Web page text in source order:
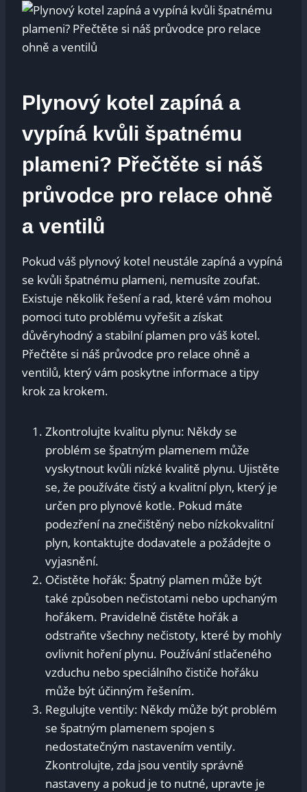
Plynový kotel zapíná a
vypíná kvůli špatnému
plameni? Přečtěte si náš
průvodce pro relace ohně
a ventilů
Pokud váš plynový kotel neustále zapíná a vypíná
se kvůli špatnému plameni, nemusíte zoufat.
Existuje několik řešení a rad, které vám mohou
pomoci tuto problému vyřešit a získat
důvěryhodný a stabilní plamen pro váš kotel.
Přečtěte si náš průvodce pro relace ohně a
ventilů, který vám poskytne informace a tipy
krok za krokem.
Zkontrolujte kvalitu plynu: Někdy se
problém se špatným plamenem může
vyskytnout kvůli nízké kvalitě plynu. Ujistěte
se, že používáte čistý a kvalitní plyn, který je
určen pro plynové kotle. Pokud máte
podezření na znečištěný nebo nízkokvalitní
plyn, kontaktujte dodavatele a požádejte o
vyjasnění.
Očistěte hořák: Špatný plamen může být
také způsoben nečistotami nebo upchaným
hořákem. Pravidelně čistěte hořák a
odstraňte všechny nečistoty, které by mohly
ovlivnit hoření plynu. Používání stlačeného
vzduchu nebo speciálního čističe hořáku
může být účinným řešením.
Regulujte ventily: Někdy může být problém
se špatným plamenem spojen s
nedostatečným nastavením ventily.
Zkontrolujte, zda jsou ventily správně
nastaveny a pokud je to nutné, upravte je